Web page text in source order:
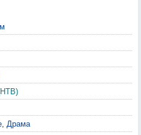
, Драма